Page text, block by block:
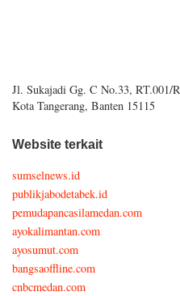
Jl. Sukajadi Gg. C No.33, RT.001/
Kota Tangerang, Banten 15115
Website terkait
sumselnews.id
publikjabodetabek.id
pemudapancasilamedan.com
ayokalimantan.com
ayosumut.com
bangsaoffline.com
cnbcmedan.com